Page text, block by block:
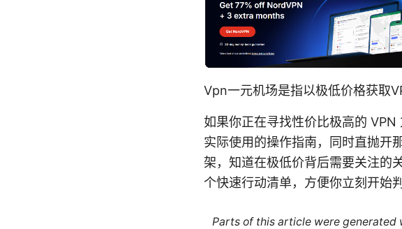
Vpn一元机场是指以极低价格获取
如果你正在寻找性价比极高的
实际使用的操作指南，同时直抛开
架，知道在极低价背后需要关注的
个快速行动清单，方便你立刻开始
Parts of this article were generated